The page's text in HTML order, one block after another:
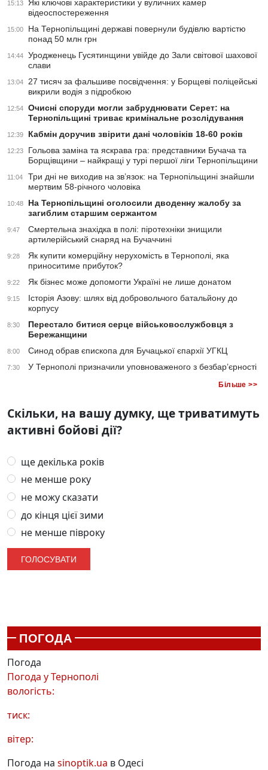
15:13
Які ключові характеристики у вуличних камер
відеоспостереження
15:00
На Тернопільщині державі повернули будівлю вартістю
понад 50 млн грн
14:44
Уродженець Гусятинщини увійде до Зали світової шахової
слави
13:04
27 тисяч за фальшиве посвідчення: у Борщеві поліцейські
викрили водія з підробкою
12:54
Очисні споруди могли забруднювати Серет: на
Тернопільщині триває кримінальне розслідування
12:39 Кабмін доручив звірити дані чоловіків 18-60 років
12:23
Гольова заміна та яскрава гра: представники Бучача та
Борщівщини – найкращі у турі першої ліги Тернопільщини
11:04
Три дні не виходив на зв’язок: на Тернопільщині знайшли
мертвим 58-річного чоловіка
10:48
На Тернопільщині оголосили дводенну жалобу за
загиблим старшим сержантом
9:47
Смертельна знахідка в полі: піротехніки знищили
артилерійський снаряд на Бучаччині
9:28
Як купити комерційну нерухомість в Тернополі, яка
приноситиме прибуток?
9:22 Як бізнес може допомогти Україні не лише донатом
9:15
Історія Азову: шлях від добровольчого батальйону до
корпусу
8:30
Перестало битися серце військовослужбовця з
Бережанщини
8:00 Синод обрав єпископа для Бучацької єпархії УГКЦ
7:30 У Тернополі призначили уповноваженого з безбар’єрності
Більше >>
Скільки, на вашу думку, ще триватимуть
активні бойові дії?
ще декілька років
не менше року
не можу сказати
до кінця цієї зими
не менше півроку
ПОГОДА
Погода
Погода уТернополі
вологість:
тиск:
вітер:
Погода на sinoptik.ua в Одесі